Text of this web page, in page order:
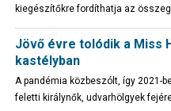
kiegészítőkre fordíthatja az
Jövő évre tolódik a Miss
kastélyban
A pandémia közbeszólt, így 2021-
feletti királynők, udvarhölgyek